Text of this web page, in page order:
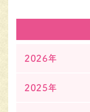
2026年
2025年